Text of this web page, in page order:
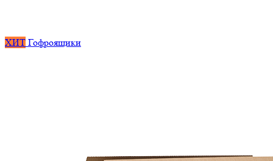
ХИТ Гофроящики